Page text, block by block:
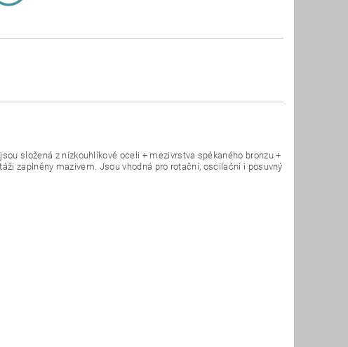
složená z nízkouhlíkové oceli + mezivrstva spékaného bronzu +
zaplněny mazivem. Jsou vhodná pro rotační, oscilační i posuvný